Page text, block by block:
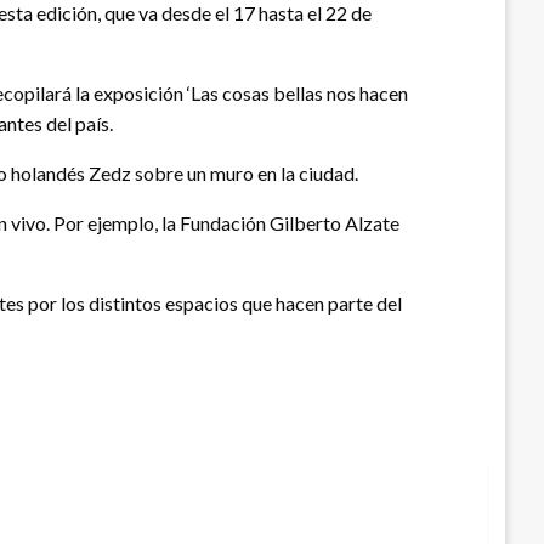
edición, que va desde el 17 hasta el 22 de
la exposición ‘Las cosas bellas nos hacen
del país.
Zedz sobre un muro en la ciudad.
vivo. Por ejemplo, la Fundación Gilberto Alzate
por los distintos espacios que hacen parte del